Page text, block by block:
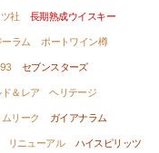
社
長期熟成ウイスキー
ラム
ポートワイン樽
セブンスターズ
ド＆レア ヘリテージ
リーク
ガイアナラム
リニューアル ハイスピリッツ